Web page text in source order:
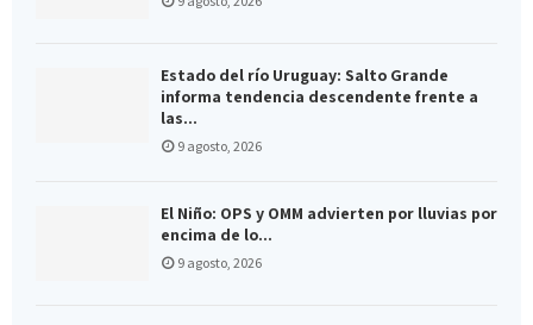
Estado del río Uruguay: Salto Grande
informa tendencia descendente frente a
las...
9 agosto, 2026
El Niño: OPS y OMM advierten por lluvias por
encima de lo...
9 agosto, 2026